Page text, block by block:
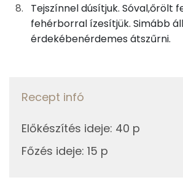
8gfehérbor
Többszörösen telítetlen
Ásványi anyagok
Cink
Tejszínnel dúsítjuk. Sóval,őrölt
fehérborral ízesítjük. Simább
érdekébenérdemes átszűrni.
Recept infó
Előkészítés ideje: 40 p
Főzés ideje: 15 p